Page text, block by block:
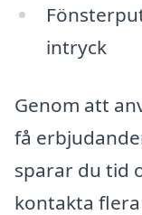
intryck
Genom att
få
sparar du tid
kontakta